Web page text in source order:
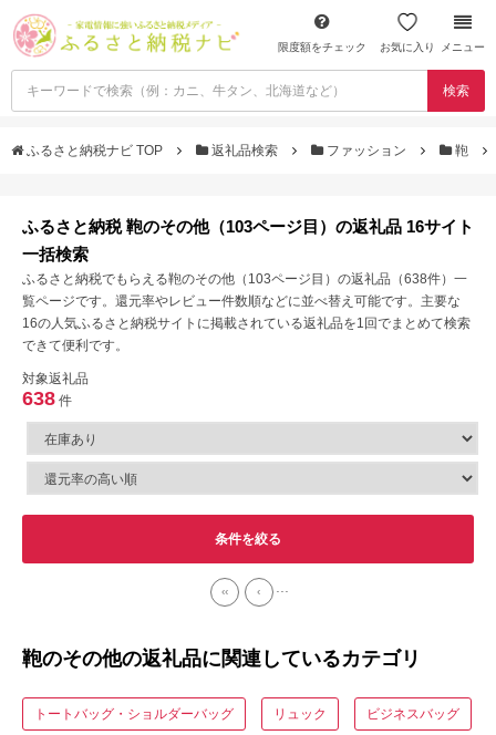
限度額をチェック お気に入り メニュー
検索
ふるさと納税ナビ TOP 返礼品検索 ファッション 鞄
ふるさと納税 鞄のその他（103ページ目）の返礼品 16サイト
一括検索
ふるさと納税でもらえる鞄のその他（103ページ目）の返礼品（638件）一
覧ページです。還元率やレビュー件数順などに並べ替え可能です。主要な
16の人気ふるさと納税サイトに掲載されている返礼品を1回でまとめて検索
できて便利です。
対象返礼品
638 件
条件を絞る
‹‹ ‹
鞄のその他の返礼品に関連しているカテゴリ
トートバッグ・ショルダーバッグ リュック ビジネスバッグ